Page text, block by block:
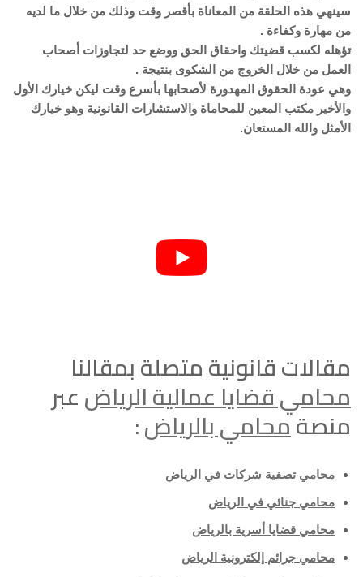
سينهي هذه الحلقة من المعاناة بأقصر وقت وذلك من خلال ما لديه
من مهارة وكفاءة .
تؤهله لكسب قضيتك واحقاق الحق ووضع حد لتجاوزات أصحاب
العمل من خلال الخروج من الشكوى بنتيجة .
وهي عودة الحقوق المهدورة لأصحابها بأسرع وقت ليكن خيارك الأول
والأخير مكتب المعين للمحاماة والاستشارات القانونية وهو خيارك
الأمثل والله المستعان.
مقالات قانونية متصلة بمقالنا
محامي قضايا عمالية الرياضعبر
منصةمحامي بالرياض:
محامي تصفية شركات في الرياض
محامي جنائي في الرياض
محامي قضايا أسرية بالرياض
محامي جرائم إلكترونية الرياض